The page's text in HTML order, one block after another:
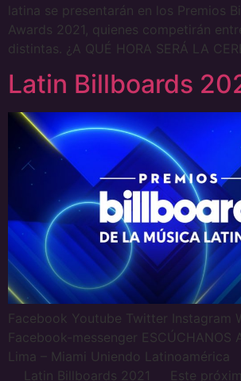
latina se presentarán en los Premios
Awards 2021, quienes competirán
distintas. ¿A QUÉ HORA SERÁ LA
Latin Billboards
Facebook Youtube Twitter Instagram
Facebook-messenger ESCÚCHANOS
Lima – Miami Uniendo
Latin Billboards 2021 Este